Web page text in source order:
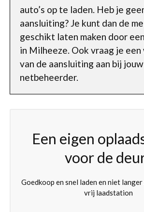
auto’s op te laden. Heb je
aansluiting? Je kunt dan de
geschikt laten maken door
in Milheeze. Ook vraag je
van de aansluiting aan bij jouw
netbeheerder.
Een eigen
voor de
Goedkoop en snel laden en niet langer
vrij laadstation